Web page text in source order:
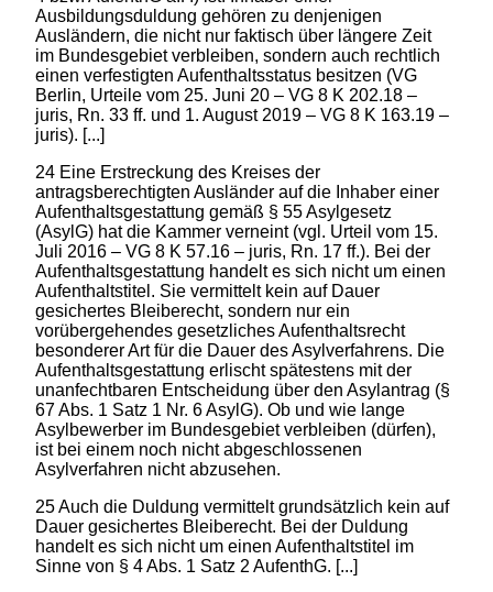
Ausbildungsduldung gehören zu denjenigen
Ausländern, die nicht nur faktisch über längere Zeit
im Bundesgebiet verbleiben, sondern auch rechtlich
einen verfestigten Aufenthaltsstatus besitzen (VG
Berlin, Urteile vom 25. Juni 20 – VG 8 K 202.18 –
juris, Rn. 33 ff. und 1. August 2019 – VG 8 K 163.19 –
juris). [...]
24 Eine Erstreckung des Kreises der
antragsberechtigten Ausländer auf die Inhaber einer
Aufenthaltsgestattung gemäß § 55 Asylgesetz
(AsylG) hat die Kammer verneint (vgl. Urteil vom 15.
Juli 2016 – VG 8 K 57.16 – juris, Rn. 17 ff.). Bei der
Aufenthaltsgestattung handelt es sich nicht um einen
Aufenthaltstitel. Sie vermittelt kein auf Dauer
gesichertes Bleiberecht, sondern nur ein
vorübergehendes gesetzliches Aufenthaltsrecht
besonderer Art für die Dauer des Asylverfahrens. Die
Aufenthaltsgestattung erlischt spätestens mit der
unanfechtbaren Entscheidung über den Asylantrag (§
67 Abs. 1 Satz 1 Nr. 6 AsylG). Ob und wie lange
Asylbewerber im Bundesgebiet verbleiben (dürfen),
ist bei einem noch nicht abgeschlossenen
Asylverfahren nicht abzusehen.
25 Auch die Duldung vermittelt grundsätzlich kein auf
Dauer gesichertes Bleiberecht. Bei der Duldung
handelt es sich nicht um einen Aufenthaltstitel im
Sinne von § 4 Abs. 1 Satz 2 AufenthG. [...]